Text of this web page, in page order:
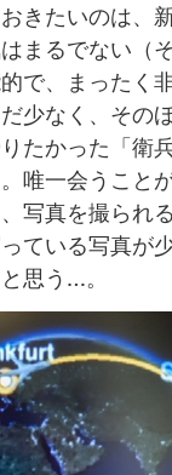
きたいのは、
まるでない（
で、まったく
少なく、その
たかった「衛
唯一会うこと
写真を撮られ
ている写真が
思う…。